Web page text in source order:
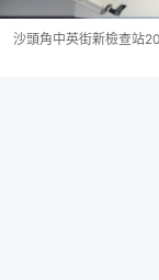
沙頭角中英街新檢查站